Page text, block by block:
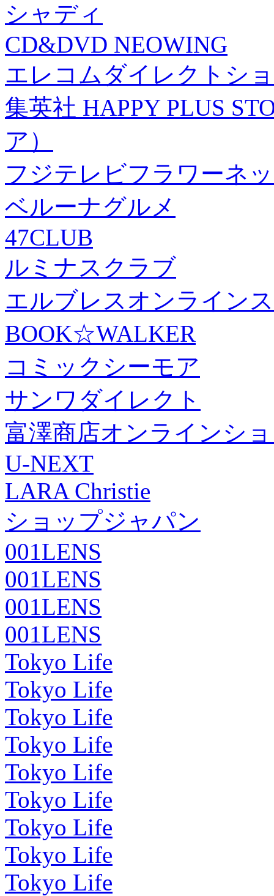
シャディ
CD&DVD NEOWING
エレコムダイレクトシ
集英社 HAPPY PLUS
ア）
フジテレビフラワーネ
ベルーナグルメ
47CLUB
ルミナスクラブ
エルブレスオンライン
BOOK☆WALKER
コミックシーモア
サンワダイレクト
富澤商店オンラインシ
U-NEXT
LARA Christie
ショップジャパン
001LENS
001LENS
001LENS
001LENS
Tokyo Life
Tokyo Life
Tokyo Life
Tokyo Life
Tokyo Life
Tokyo Life
Tokyo Life
Tokyo Life
Tokyo Life